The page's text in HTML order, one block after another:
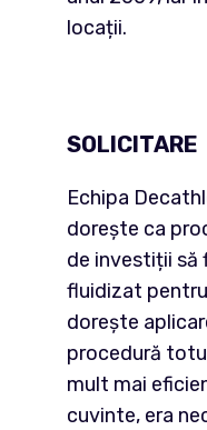
locații.
SOLICITARE
Echipa
dorește ca
de investiții să
fluidizat
dorește
procedură
mult mai
cuvinte, era